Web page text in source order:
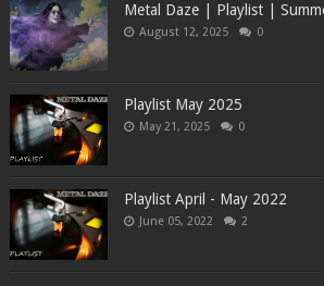
Metal Daze | Playlist |
August 12, 2025 0
Playlist May 2025
May 21, 2025 0
Playlist April - May 2022
June 05, 2022 2